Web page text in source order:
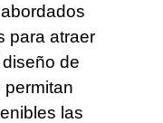
para atraer
de
permitan
las